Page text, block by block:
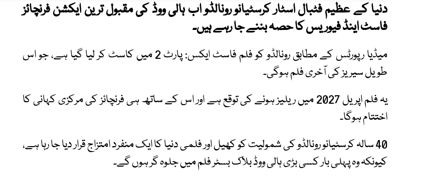
دنیا کے عظیم فٹبال اسٹار کرسٹیانو رونالڈو اب ہالی ووڈ کی مقبول ترین ایکشن فرنچائز
فاسٹ اینڈ فیوریس کا حصہ بننے جا رہے ہیں۔
میڈیا رپورٹس کے مطابق رونالڈو کو فلم فاسٹ ایکس: پارٹ 2 میں کاسٹ کر لیا گیا ہے، جو اس
طویل سیریز کی آخری فلم ہوگی۔
یہ فلم اپریل 2027 میں ریلیز ہونے کی توقع ہے اور اس کے ساتھ ہی فرنچائز کی مرکزی کہانی کا
اختتام ہوگا۔
40 سالہ کرسٹیانو رونالڈو کی شمولیت کو کھیل اور فلمی دنیا کا ایک منفرد امتزاج قرار دیا جا رہا ہے،
کیونکہ وہ پہلی بار کسی بڑی ہالی ووڈ بلاک بسٹر فلم میں جلوہ گر ہوں گے۔